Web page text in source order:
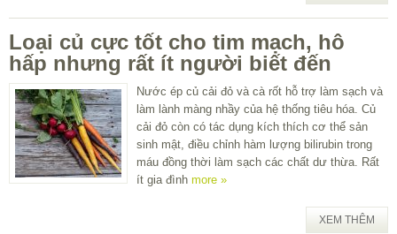
Loại củ cực tốt cho tim mạch, hô
hấp nhưng rất ít người biết đến
Nước ép củ cải đỏ và cà rốt hỗ trợ làm sạch và
làm lành màng nhầy của hệ thống tiêu hóa. Củ
cải đỏ còn có tác dụng kích thích cơ thể sản
sinh mật, điều chỉnh hàm lượng bilirubin trong
máu đồng thời làm sạch các chất dư thừa. Rất
ít gia đình more »
XEM THÊM